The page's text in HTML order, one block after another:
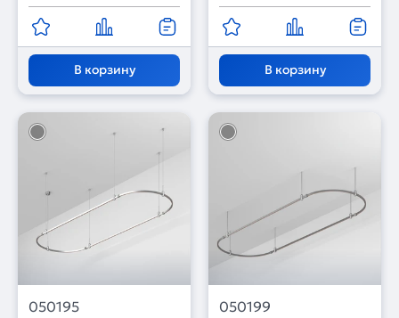
В корзину В корзину
050195 050199